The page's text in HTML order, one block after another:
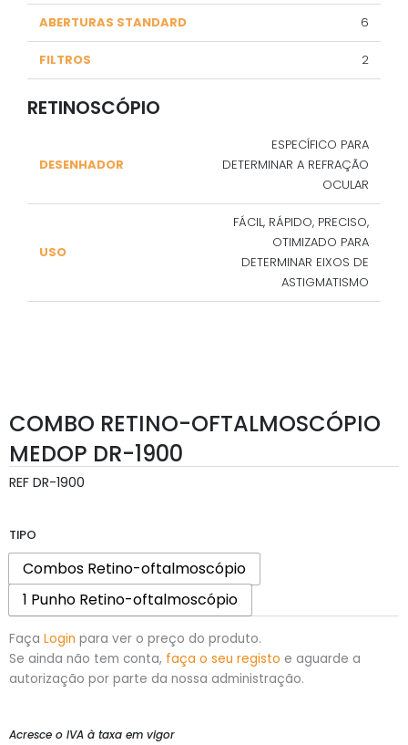
ABERTURAS STANDARD 6
FILTROS 2
RETINOSCÓPIO
DESENHADOR
ESPECÍFICO PARA
DETERMINAR A REFRAÇÃO
OCULAR
USO
FÁCIL, RÁPIDO, PRECISO,
OTIMIZADO PARA
DETERMINAR EIXOS DE
ASTIGMATISMO
COMBO RETINO-OFTALMOSCÓPIO
MEDOP DR-1900
REF DR-1900
TIPO
Combos Retino-oftalmoscópio
1 Punho Retino-oftalmoscópio
Faça Login para ver o preço do produto.
Se ainda não tem conta, faça o seu registo e aguarde a
autorização por parte da nossa administração.
Acresce o IVA à taxa em vigor